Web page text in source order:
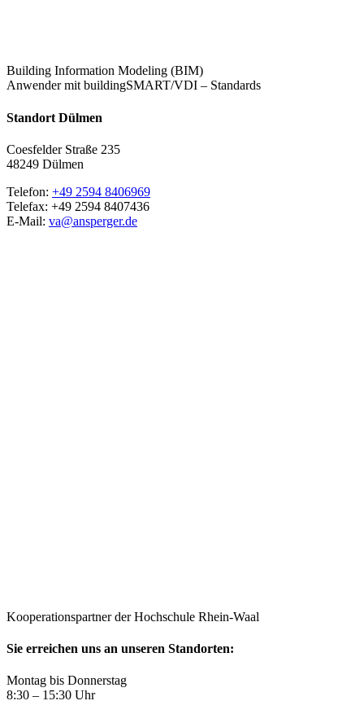
Building Information Modeling (BIM)
Anwender mit buildingSMART/VDI – Standards
Standort Dülmen
Coesfelder Straße 235
48249 Dülmen
Telefon: +49 2594 8406969
Telefax: +49 2594 8407436
E-Mail: va@ansperger.de
Kooperationspartner der Hochschule Rhein-Waal
Sie erreichen uns an unseren Standorten:
Montag bis Donnerstag
8:30 – 15:30 Uhr